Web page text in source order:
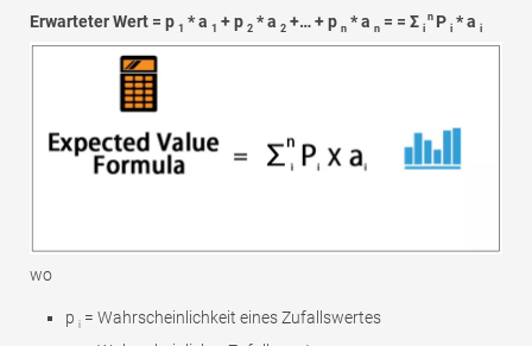
Erwarteter Wert = p 1 * a 1 + p 2 * a 2 +… + p n * a n = = Σ i
n P i * a i
wo
p i = Wahrscheinlichkeit eines Zufallswertes